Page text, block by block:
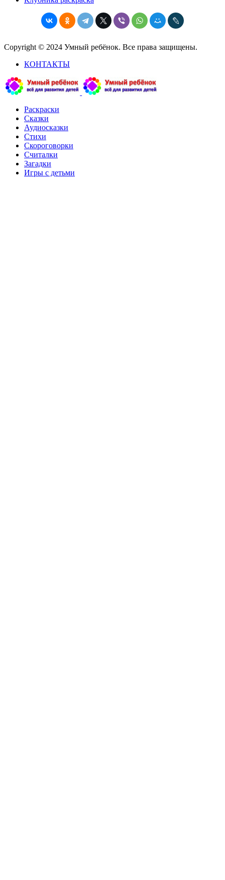
Copyright © 2024 Умный ребёнок. Все права защищены.
КОНТАКТЫ
Раскраски
Сказки
Аудиосказки
Стихи
Скороговорки
Считалки
Загадки
Игры с детьми